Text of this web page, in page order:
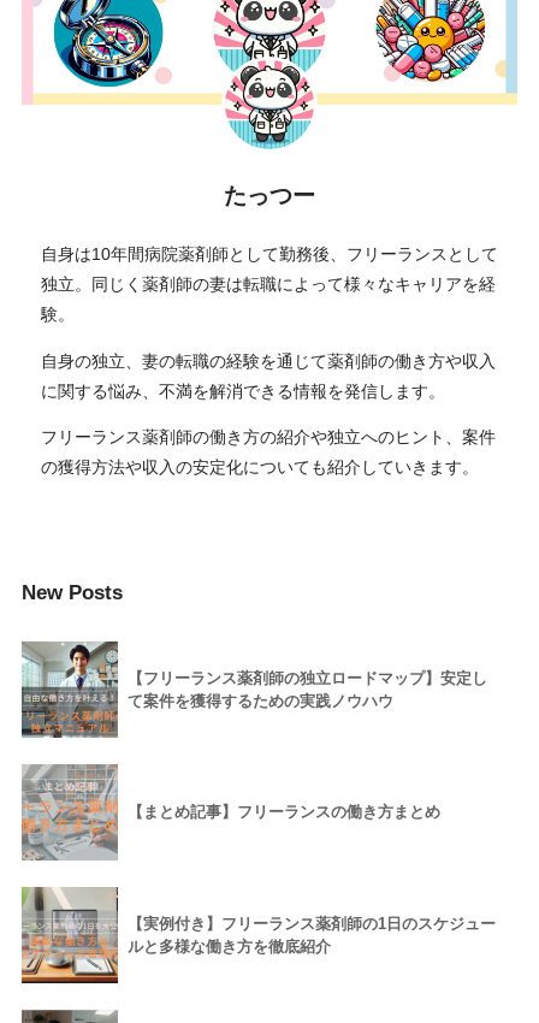
たっつー
自身は10年間病院薬剤師として勤務後、フリーランスとして
独立。同じく薬剤師の妻は転職によって様々なキャリアを経
験。
自身の独立、妻の転職の経験を通じて薬剤師の働き方や収入
に関する悩み、不満を解消できる情報を発信します。
フリーランス薬剤師の働き方の紹介や独立へのヒント、案件
の獲得方法や収入の安定化についても紹介していきます。
New Posts
【フリーランス薬剤師の独立ロードマップ】安定し
て案件を獲得するための実践ノウハウ
【まとめ記事】フリーランスの働き方まとめ
【実例付き】フリーランス薬剤師の1日のスケジュー
ルと多様な働き方を徹底紹介